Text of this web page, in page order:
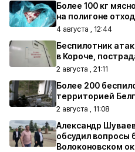
Более 100 кг
на полигоне
4 августа , 12:44
Беспилотник
в Короче,
2 августа , 21:11
Более 200
территорией
2 августа , 11:08
Александр
обсудил вопросы
Волоконовском